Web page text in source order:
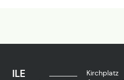
ILE
Kirchplatz